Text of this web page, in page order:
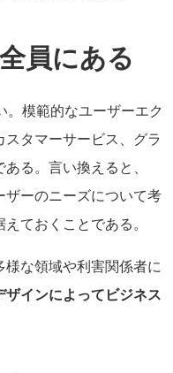
員にある
模範的なユーザーエク
タマーサービス、グラ
る。言い換えると、
ーのニーズについて考
ておくことである。
な領域や利害関係者に
インによってビジネス